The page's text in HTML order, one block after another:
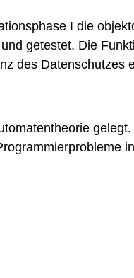
I die
getestet. Die
des Datenschutzes